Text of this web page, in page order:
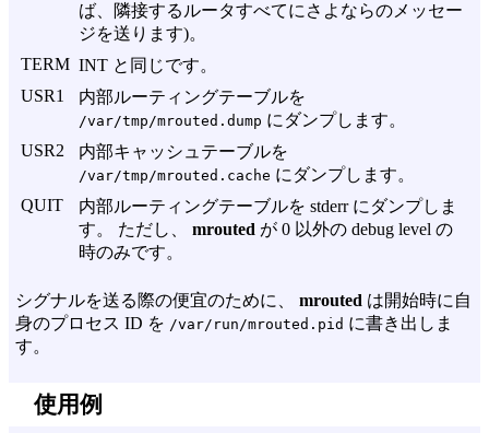
ば、隣接するルータすべてにさよならのメッセー
ジを送ります)。
TERM INT と同じです。
USR1
内部ルーティングテーブルを
/var/tmp/mrouted.dump にダンプします。
USR2
内部キャッシュテーブルを
/var/tmp/mrouted.cache にダンプします。
QUIT
内部ルーティングテーブルを stderr にダンプしま
す。 ただし、 mrouted が 0 以外の debug level の
時のみです。
シグナルを送る際の便宜のために、 mrouted は開始時に自
身のプロセス ID を /var/run/mrouted.pid に書き出しま
す。
使用例